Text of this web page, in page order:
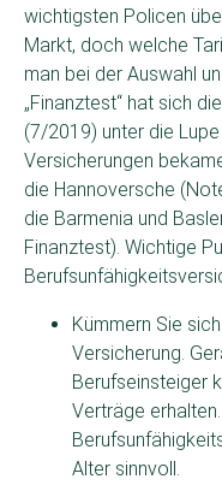
wichtigsten Policen
Markt, doch welche
man bei der Auswahl
„Finanztest“ hat sich
(7/2019) unter die
Versicherungen
die Hannoversche
die Barmenia und
Finanztest). Wichtige
Kümmern Sie
Versicherung.
Berufseinsteiger
Verträge
Alter sinnvoll.